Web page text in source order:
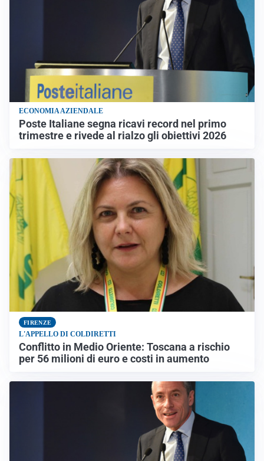
ECONOMIA AZIENDALE
Poste Italiane segna ricavi record nel primo
trimestre e rivede al rialzo gli obiettivi 2026
FIRENZE
L'APPELLO DI COLDIRETTI
Conflitto in Medio Oriente: Toscana a rischio
per 56 milioni di euro e costi in aumento